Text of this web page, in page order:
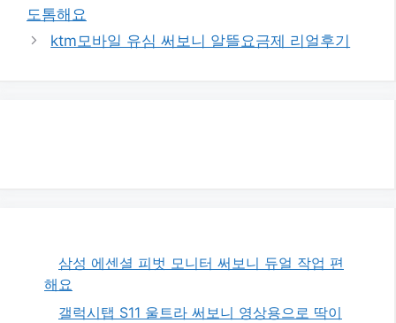
도톰해요
ktm모바일 유심 써보니 알뜰요금제 리얼후기
삼성 에센셜 피벗 모니터 써보니 듀얼 작업 편
해요
갤럭시탭 S11 울트라 써보니 영상용으로 딱이